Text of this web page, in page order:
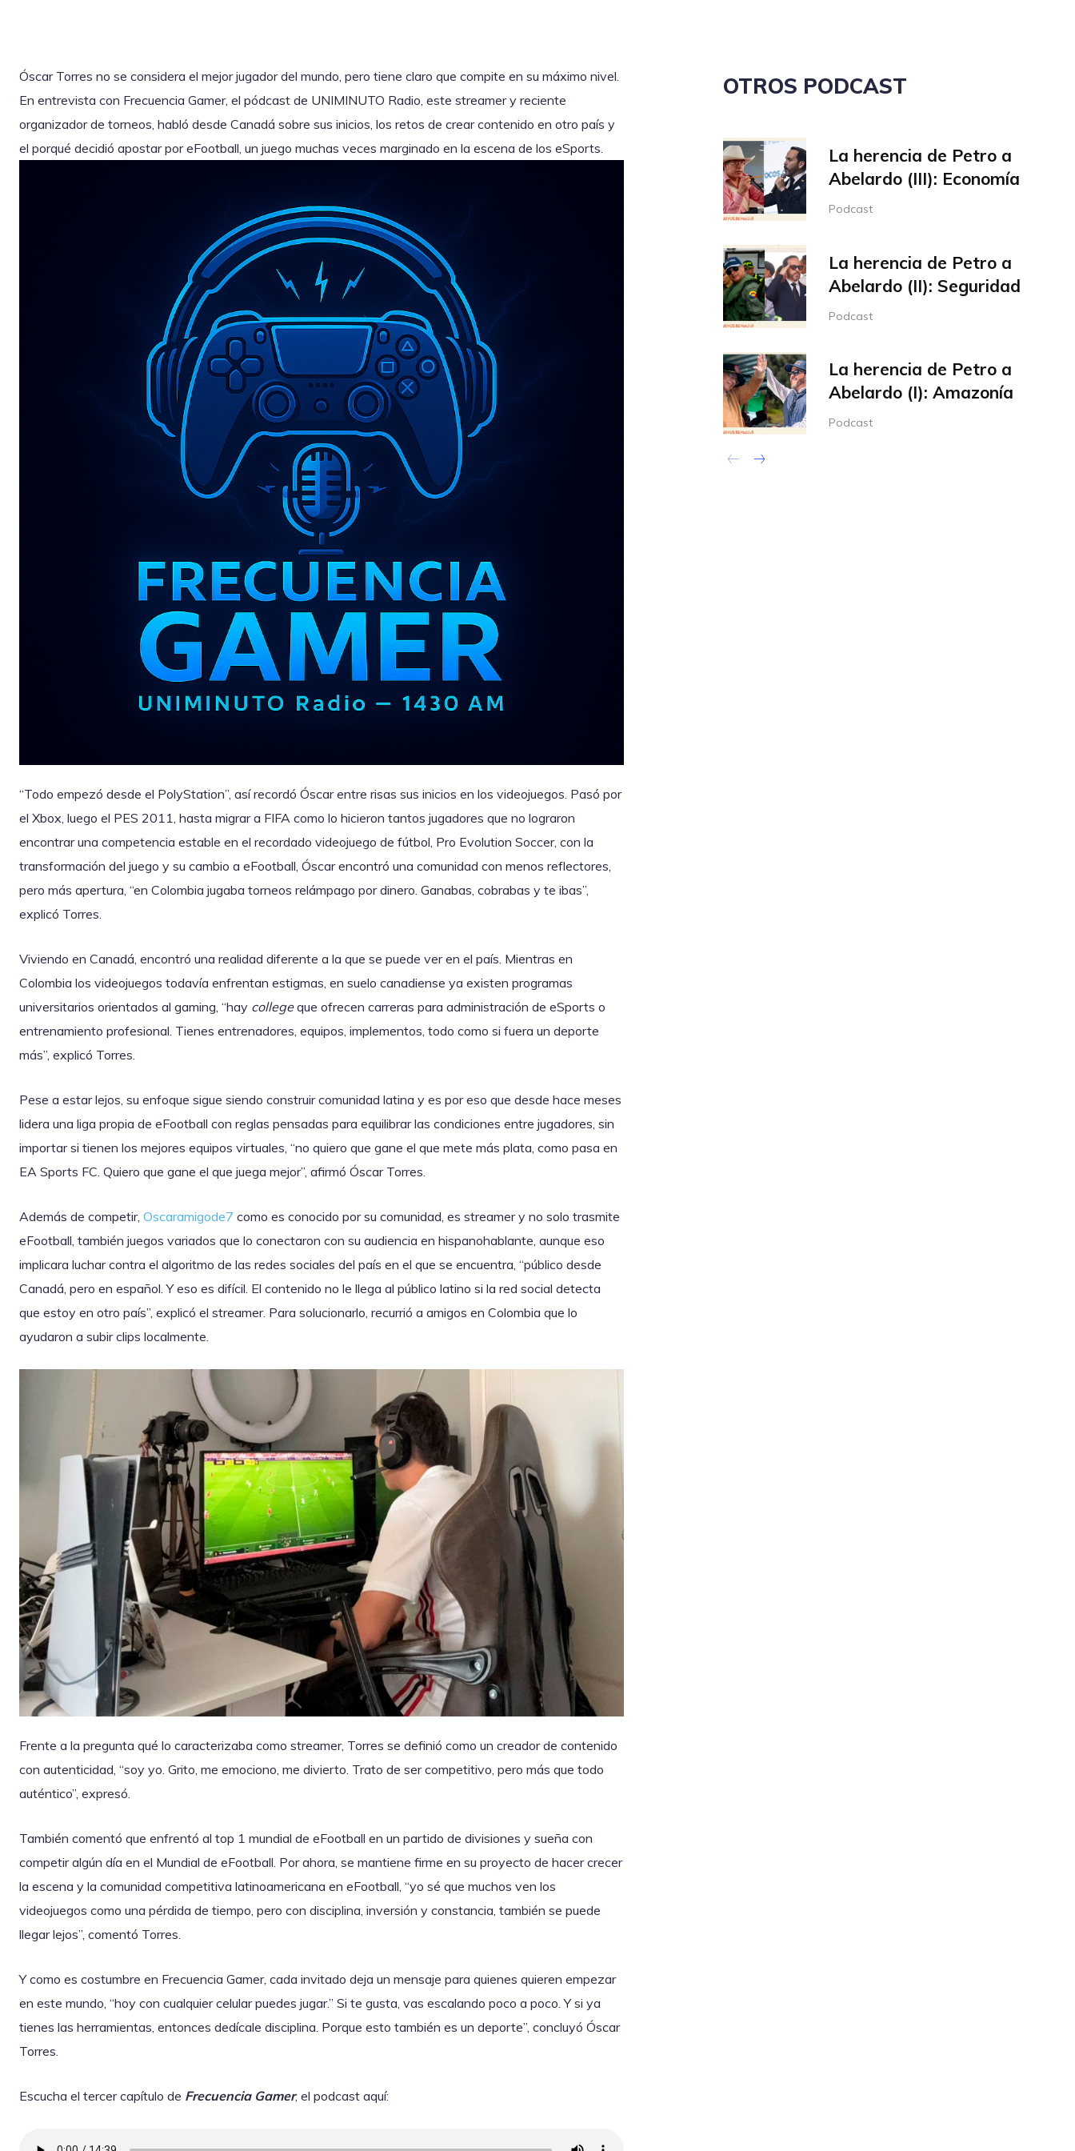
Óscar Torres no se considera el mejor jugador del mundo, pero tiene claro que compite en su máximo nivel.
En entrevista con Frecuencia Gamer, el pódcast de UNIMINUTO Radio, este streamer y reciente
organizador de torneos, habló desde Canadá sobre sus inicios, los retos de crear contenido en otro país y
el porqué decidió apostar por eFootball, un juego muchas veces marginado en la escena de los eSports.
“Todo empezó desde el PolyStation”, así recordó Óscar entre risas sus inicios en los videojuegos. Pasó por
el Xbox, luego el PES 2011, hasta migrar a FIFA como lo hicieron tantos jugadores que no lograron
encontrar una competencia estable en el recordado videojuego de fútbol, Pro Evolution Soccer, con la
transformación del juego y su cambio a eFootball, Óscar encontró una comunidad con menos reflectores,
pero más apertura, “en Colombia jugaba torneos relámpago por dinero. Ganabas, cobrabas y te ibas”,
explicó Torres.
Viviendo en Canadá, encontró una realidad diferente a la que se puede ver en el país. Mientras en
Colombia los videojuegos todavía enfrentan estigmas, en suelo canadiense ya existen programas
universitarios orientados al gaming, “hay collegeque ofrecen carreras para administración de eSports o
entrenamiento profesional. Tienes entrenadores, equipos, implementos, todo como si fuera un deporte
más”, explicó Torres.
Pese a estar lejos, su enfoque sigue siendo construir comunidad latina y es por eso que desde hace meses
lidera una liga propia de eFootball con reglas pensadas para equilibrar las condiciones entre jugadores, sin
importar si tienen los mejores equipos virtuales, “no quiero que gane el que mete más plata, como pasa en
EA Sports FC. Quiero que gane el que juega mejor”, afirmó Óscar Torres.
Además de competir, Oscaramigode7 como es conocido por su comunidad, es streamer y no solo trasmite
eFootball, también juegos variados que lo conectaron con su audiencia en hispanohablante, aunque eso
implicara luchar contra el algoritmo de las redes sociales del país en el que se encuentra, “público desde
Canadá, pero en español. Y eso es difícil. El contenido no le llega al público latino si la red social detecta
que estoy en otro país”, explicó el streamer. Para solucionarlo, recurrió a amigos en Colombia que lo
ayudaron a subir clips localmente.
Frente a la pregunta qué lo caracterizaba como streamer, Torres se definió como un creador de contenido
con autenticidad, “soy yo. Grito, me emociono, me divierto. Trato de ser competitivo, pero más que todo
auténtico”, expresó.
También comentó que enfrentó al top 1 mundial de eFootball en un partido de divisiones y sueña con
competir algún día en el Mundial de eFootball. Por ahora, se mantiene firme en su proyecto de hacer crecer
la escena y la comunidad competitiva latinoamericana en eFootball, “yo sé que muchos ven los
videojuegos como una pérdida de tiempo, pero con disciplina, inversión y constancia, también se puede
llegar lejos”, comentó Torres.
Y como es costumbre en Frecuencia Gamer, cada invitado deja un mensaje para quienes quieren empezar
en este mundo, “hoy con cualquier celular puedes jugar.” Si te gusta, vas escalando poco a poco. Y si ya
tienes las herramientas, entonces dedícale disciplina. Porque esto también es un deporte”, concluyó Óscar
Torres.
Escucha el tercer capítulo de Frecuencia Gamer, el podcast aquí:
OTROS PODCAST
La herencia de Petro a
Abelardo (III): Economía
Podcast
La herencia de Petro a
Abelardo (II): Seguridad
Podcast
La herencia de Petro a
Abelardo (I): Amazonía
Podcast